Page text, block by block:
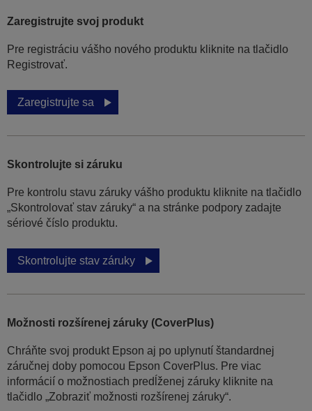
Zaregistrujte svoj produkt
Pre registráciu vášho nového produktu kliknite na tlačidlo
Registrovať.
Zaregistrujte sa
Skontrolujte si záruku
Pre kontrolu stavu záruky vášho produktu kliknite na tlačidlo
„Skontrolovať stav záruky“ a na stránke podpory zadajte
sériové číslo produktu.
Skontrolujte stav záruky
Možnosti rozšírenej záruky (CoverPlus)
Chráňte svoj produkt Epson aj po uplynutí štandardnej
záručnej doby pomocou Epson CoverPlus. Pre viac
informácií o možnostiach predĺženej záruky kliknite na
tlačidlo „Zobraziť možnosti rozšírenej záruky“.